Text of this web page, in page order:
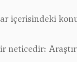
içerisindeki
neticedir: